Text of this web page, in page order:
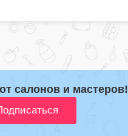
салонов и мастеров!